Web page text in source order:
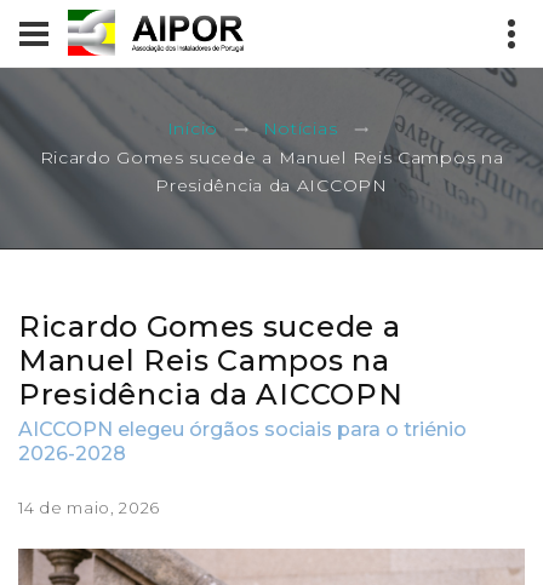
Início
Notícias
Ricardo Gomes sucede a Manuel Reis Campos na
Presidência da AICCOPN
Ricardo Gomes sucede a
Manuel Reis Campos na
Presidência da AICCOPN
AICCOPN elegeu órgãos sociais para o triénio
2026-2028
14 de maio, 2026